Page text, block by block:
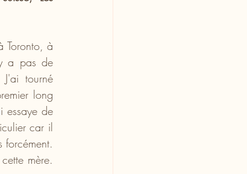
Toronto, à
a pas de
tourné
long
essaye de
car il
mère.